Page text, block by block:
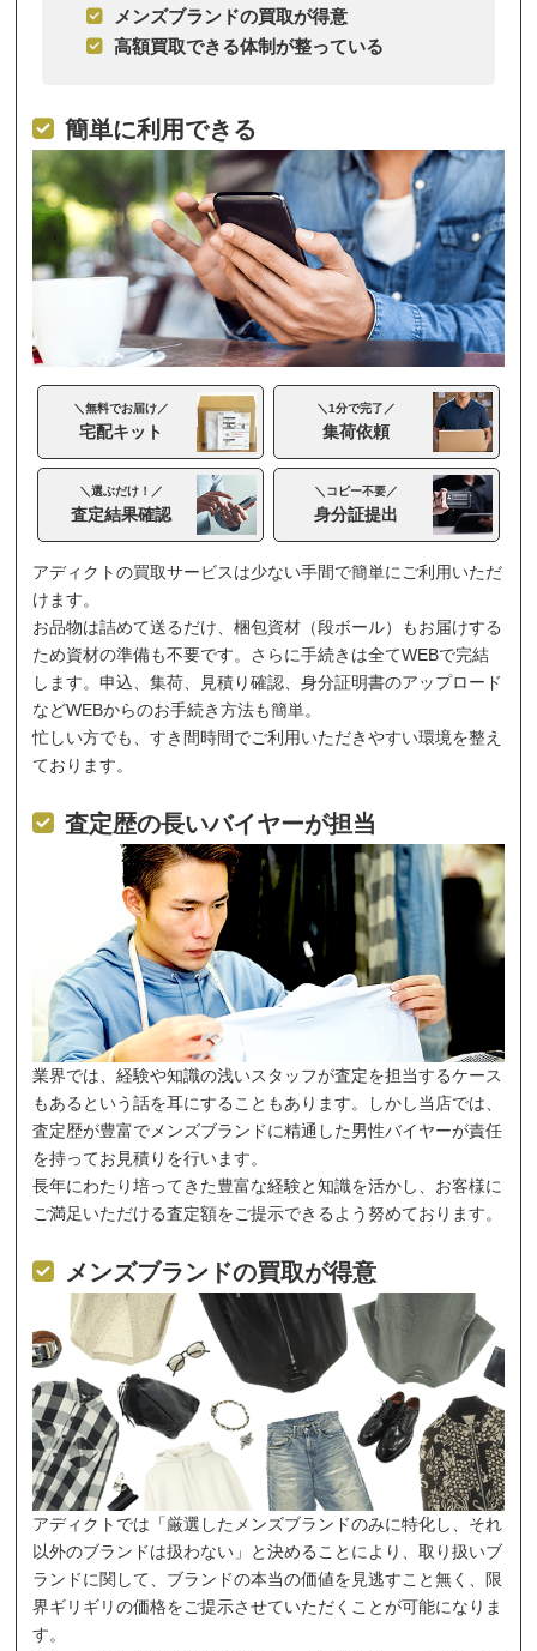
メンズブランドの買取が得意
高額買取できる体制が整っている
簡単に利用できる
＼無料でお届け／
宅配キット
＼1分で完了／
集荷依頼
＼選ぶだけ！／
査定結果確認
＼コピー不要／
身分証提出
アディクトの買取サービスは少ない手間で簡単にご利用いただ
けます。
お品物は詰めて送るだけ、梱包資材（段ボール）もお届けする
ため資材の準備も不要です。さらに手続きは全てWEBで完結
します。申込、集荷、見積り確認、身分証明書のアップロード
などWEBからのお手続き方法も簡単。
忙しい方でも、すき間時間でご利用いただきやすい環境を整え
ております。
査定歴の長いバイヤーが担当
業界では、経験や知識の浅いスタッフが査定を担当するケース
もあるという話を耳にすることもあります。しかし当店では、
査定歴が豊富でメンズブランドに精通した男性バイヤーが責任
を持ってお見積りを行います。
長年にわたり培ってきた豊富な経験と知識を活かし、お客様に
ご満足いただける査定額をご提示できるよう努めております。
メンズブランドの買取が得意
アディクトでは「厳選したメンズブランドのみに特化し、それ
以外のブランドは扱わない」と決めることにより、取り扱いブ
ランドに関して、ブランドの本当の価値を見逃すこと無く、限
界ギリギリの価格をご提示させていただくことが可能になりま
す。